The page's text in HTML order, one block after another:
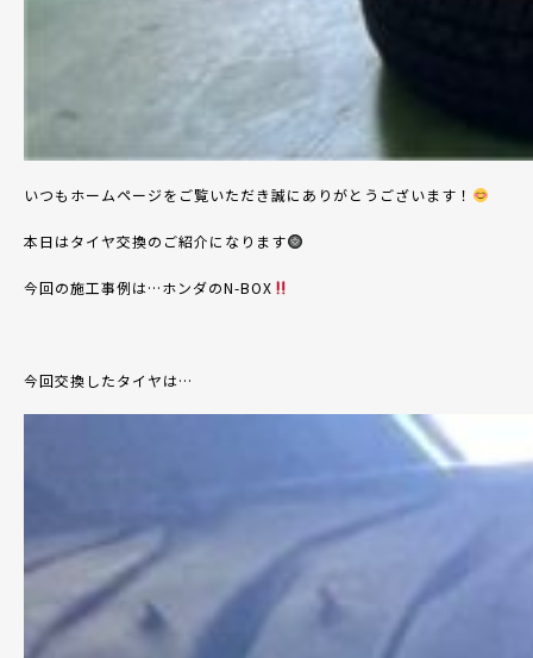
いつもホームページをご覧いただき誠にありがとうございます！
本日はタイヤ交換のご紹介になります
今回の施工事例は…ホンダのN-BOX
今回交換したタイヤは…